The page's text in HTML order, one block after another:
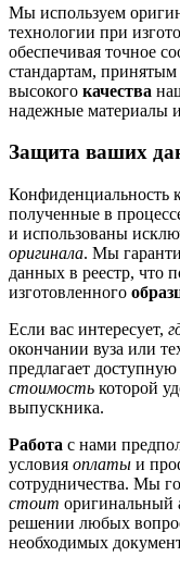
Мы используем
технологии при
обеспечивая точное
стандартам,
высокого качества
надежные материалы
Защита ваших
Конфиденциальность
полученные в
и использованы
оригинала. Мы
данных в реестр, что
изготовленного
Если вас интересует,
окончании вуза или
предлагает
стоимость которой
выпускника.
Работа с нами
условия оплаты и
сотрудничества. Мы
стоит оригинальный
решении любых
необходимых